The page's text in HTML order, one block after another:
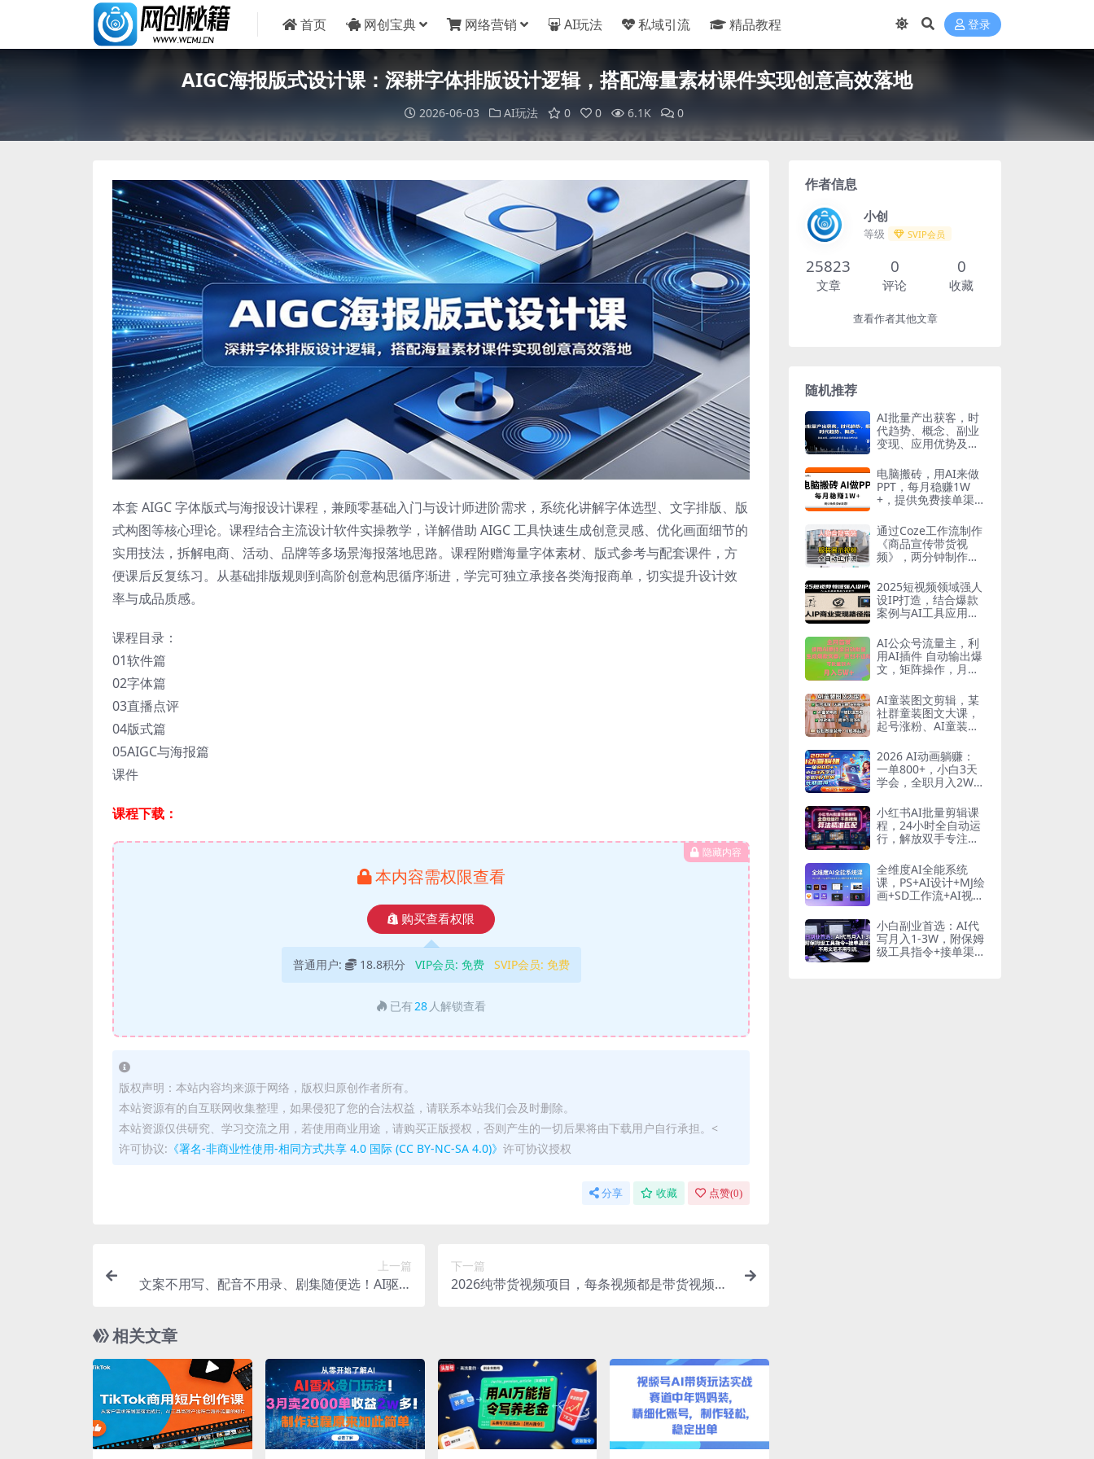
首页 网创宝典 网络营销 AI玩法 私域引流 精品教程 登录
AIGC海报版式设计课：深耕字体排版设计逻辑，搭配海量素材课件实现创意高效落地
2026-06-03 AI玩法 0 0 6.1K 0
本套 AIGC 字体版式与海报设计课程，兼顾零基础入门与设计师进阶需求，系统化讲解字体选型、文字排版、版
式构图等核心理论。课程结合主流设计软件实操教学，详解借助 AIGC 工具快速生成创意灵感、优化画面细节的
实用技法，拆解电商、活动、品牌等多场景海报落地思路。课程附赠海量字体素材、版式参考与配套课件，方
便课后反复练习。从基础排版规则到高阶创意构思循序渐进，学完可独立承接各类海报商单，切实提升设计效
率与成品质感。
课程目录：
01软件篇
02字体篇
03直播点评
04版式篇
05AIGC与海报篇
课件
课程下载：
隐藏内容
本内容需权限查看
购买查看权限
普通用户: 18.8积分 VIP会员: 免费 SVIP会员: 免费
已有28 人解锁查看
版权声明：本站内容均来源于网络，版权归原创作者所有。
本站资源有的自互联网收集整理，如果侵犯了您的合法权益，请联系本站我们会及时删除。
本站资源仅供研究、学习交流之用，若使用商业用途，请购买正版授权，否则产生的一切后果将由下载用户自行承担。<
许可协议: 《署名-非商业性使用-相同方式共享 4.0 国际 (CC BY-NC-SA 4.0)》 许可协议授权
分享 收藏 点赞(0)
上一篇
文案不用写、配音不用录、剧集随便选！AI驱动
下一篇
2026纯带货视频项目，每条视频都是带货视频，
相关文章
作者信息
小创
等级 SVIP会员
25823
文章
0
评论
0
收藏
查看作者其他文章
随机推荐
AI批量产出获客，时
代趋势、概念、副业
变现、应用优势及行
电脑搬砖，用AI来做
PPT，每月稳赚1W
+，提供免费接单渠
通过Coze工作流制作
《商品宣传带货视
频》，两分钟制作完
过程
2025短视频领域强人
设IP打造，结合爆款
案例与AI工具应用，
交转化
AI公众号流量主，利
用AI插件 自动输出爆
文，矩阵操作，月入
AI童装图文剪辑，某
社群童装图文大课，
起号涨粉、AI童装带
出镜和拍摄
2026 AI动画躺赚：
一单800+，小白3天
学会，全职月入2W，
小红书AI批量剪辑课
程，24小时全自动运
行，解放双手专注运
理，小红书算法精准
匹配
全维度AI全能系统
课，PS+AI设计+MJ绘
画+SD工作流+AI视频
小白副业首选：AI代
写月入1-3W，附保姆
级工具指令+接单渠